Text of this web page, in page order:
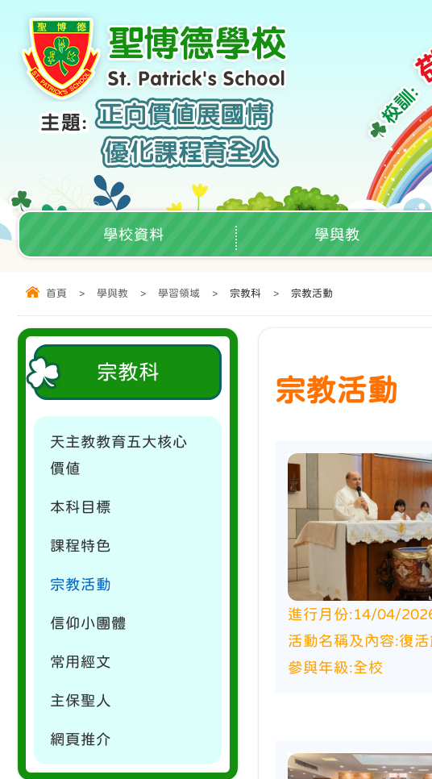
學校資料 學與教
首頁 > 學與教 > 學習領域 > 宗教科 > 宗教活動
宗教活動
進行月份:14/04/
活動名稱及內容:復
參與年級:全校
宗教科
天主教教育五大核心
價值
本科目標
課程特色
宗教活動
信仰小團體
常用經文
主保聖人
網頁推介